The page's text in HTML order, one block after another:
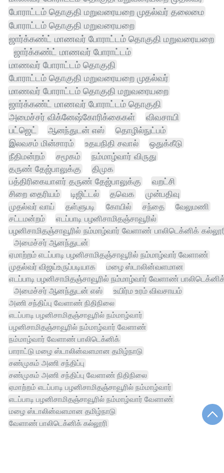
போராட்டம் தொகுதி மறுவரையறை முதல்வர் தலைமை
போராட்டம் தொகுதி மறுவரையறை
ஜார்க்கண்ட் மாணவர் போராட்டம் தொகுதி மறுவரையறை
ஜார்க்கண்ட் மாணவர் போராட்டம்
மாணவர் போராட்டம் தொகுதி
போராட்டம் தொகுதி மறுவரையறை முதல்வர்
மாணவர் போராட்டம் தொகுதி மறுவரையறை
ஜார்க்கண்ட் மாணவர் போராட்டம் தொகுதி
அமைச்சர் விக்னேஷ்கோரிக்கைகள்
விவசாயி
பட்ஜெட்
ஆனந்துடன் எஸ்
தொழில்நுட்பம்
இலவசம் மின்சாரம்
உதயநிதி சவால்
ஒதுக்கீடு
நீதிமன்றம்
சமூகம்
நம்மாழ்வார் விருது
தருண் தேஜ்பாலுக்கு
திமுக
பத்திரிகையாளர் தருண் தேஜ்பாலுக்கு
வறட்சி
சிறை தைரியம்
டிஜிட்டல் தவெக
முன்பதிவு
முதல்வர் வாய்
தள்ளுபடி கோயில் சந்தை
வேலுமணி
சட்டமன்றம்
எடப்பாடி பழனிசாமிதஞ்சாவூரில்
பழனிசாமிதஞ்சாவூரில் நம்மாழ்வார் வேளாண் பாலிடெக்னிக்
அமைச்சர் ஆனந்துடன்
ஏமாற்றம் எடப்பாடி பழனிசாமிதஞ்சாவூரில் நம்மாழ்வார் வேளாண்
முதல்வர் விஜய்உருப்படியாக
மழை ஸ்டாலின்வளமான
எடப்பாடி பழனிசாமிதஞ்சாவூரில் நம்மாழ்வார் வேளாண்
அமைச்சர் ஆனந்துடன் எஸ்
உயிர்ம உரம் விவசாயம்
அணி சந்திப்பு வேளாண் நிதிநிலை
எடப்பாடி பழனிசாமிதஞ்சாவூரில் நம்மாழ்வார்
பழனிசாமிதஞ்சாவூரில் நம்மாழ்வார் வேளாண்
நம்மாழ்வார் வேளாண் பாலிடெக்னிக்
பாராட்டு மழை ஸ்டாலின்வளமான தமிழ்நாடு
சண்முகம் அணி சந்திப்பு
சண்முகம் அணி சந்திப்பு வேளாண் நிதிநிலை
ஏமாற்றம் எடப்பாடி பழனிசாமிதஞ்சாவூரில் நம்மாழ்வார்
எடப்பாடி பழனிசாமிதஞ்சாவூரில் நம்மாழ்வார் வேளாண்
மழை ஸ்டாலின்வளமான தமிழ்நாடு
வேளாண் பாலிடெக்னிக் கல்லூரி